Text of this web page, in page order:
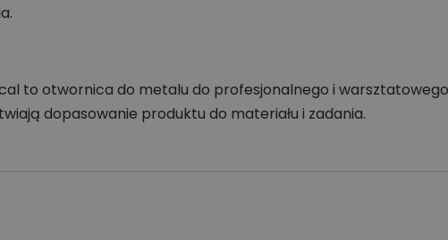
to otwornica do metalu do profesjonalnego i
dopasowanie produktu do materiału i zadania.